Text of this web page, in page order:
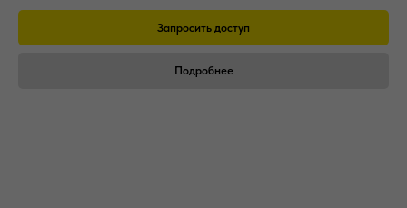
Запросить доступ
Подробнее